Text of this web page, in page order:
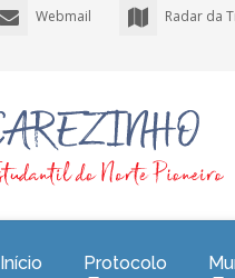
Radar da
Webmail
Início Protocolo